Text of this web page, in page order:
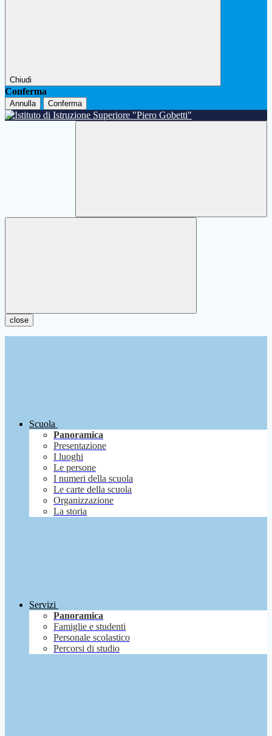
Chiudi
Conferma
Annulla Conferma
close
Scuola
Panoramica
Presentazione
I luoghi
Le persone
I numeri della scuola
Le carte della scuola
Organizzazione
La storia
Servizi
Panoramica
Famiglie e studenti
Personale scolastico
Percorsi di studio